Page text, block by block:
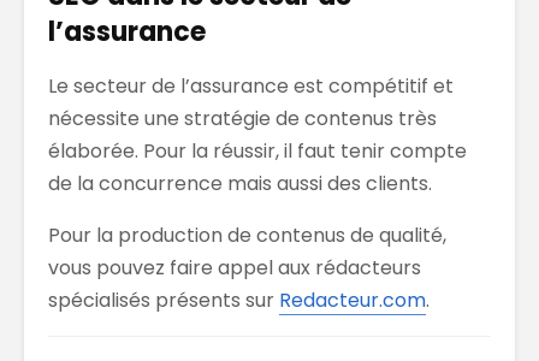
l’assurance
Le secteur de l’assurance est compétitif et
nécessite une stratégie de contenus très
élaborée. Pour la réussir, il faut tenir compte
de la concurrence mais aussi des clients.
Pour la production de contenus de qualité,
vous pouvez faire appel aux rédacteurs
spécialisés présents sur Redacteur.com.